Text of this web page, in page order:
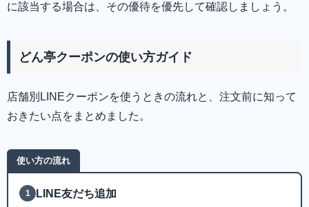
に該当する場合は、その優待を優先して確認しましょう。
どん亭クーポンの使い方ガイド
店舗別LINEクーポンを使うときの流れと、注文前に知って
おきたい点をまとめました。
使い方の流れ
1 LINE友だち追加